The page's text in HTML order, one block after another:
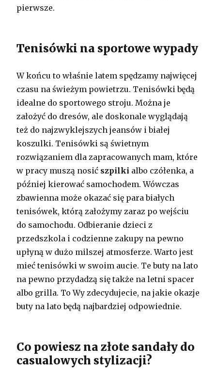
pierwsze.
Tenisówki na sportowe wypady
W końcu to właśnie latem spędzamy najwięcej
czasu na świeżym powietrzu. Tenisówki będą
idealne do sportowego stroju. Można je
założyć do dresów, ale doskonale wyglądają
też do najzwyklejszych jeansów i białej
koszulki. Tenisówki są świetnym
rozwiązaniem dla zapracowanych mam, które
w pracy muszą nosić szpilki albo czółenka, a
później kierować samochodem. Wówczas
zbawienna może okazać się para białych
tenisówek, którą założymy zaraz po wejściu
do samochodu. Odbieranie dzieci z
przedszkola i codzienne zakupy na pewno
upłyną w dużo milszej atmosferze. Warto jest
mieć tenisówki w swoim aucie. Te buty na lato
na pewno przydadzą się także na letni spacer
albo grilla. To Wy zdecydujecie, na jakie okazje
buty na lato będą najbardziej odpowiednie.
Co powiesz na złote sandały do
casualowych stylizacji?